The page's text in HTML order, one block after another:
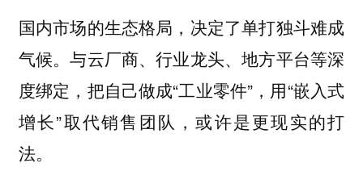
国内市场的生态格局，决定了单打独斗难成
气候。与云厂商、行业龙头、地方平台等深
度绑定，把自己做成“工业零件”，用“嵌入式
增长”取代销售团队，或许是更现实的打
法。